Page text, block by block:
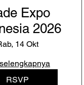
Expo
2026
14 Okt
RSVP